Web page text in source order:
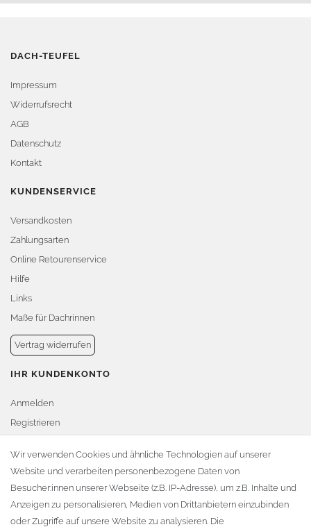
DACH-TEUFEL
Impressum
Widerrufsrecht
AGB
Datenschutz
Kontakt
KUNDENSERVICE
Versandkosten
Zahlungsarten
Online Retourenservice
Hilfe
Links
Maße für Dachrinnen
Vertrag widerrufen
IHR KUNDENKONTO
Anmelden
Registrieren
Warenkorb
Zur Kasse
KONTAKT
Wir verwenden Cookies und ähnliche Technologien auf unserer
Website und verarbeiten personenbezogene Daten von
Besucher:innen unserer Webseite (z.B. IP-Adresse), um z.B. Inhalte und
Anzeigen zu personalisieren, Medien von Drittanbietern einzubinden
oder Zugriffe auf unsere Website zu analysieren. Die